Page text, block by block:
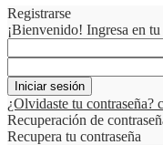
Registrarse
¡Bienvenido! Ingresa en tu
¿Olvidaste tu contraseña?
Recuperación de
Recupera tu contraseña